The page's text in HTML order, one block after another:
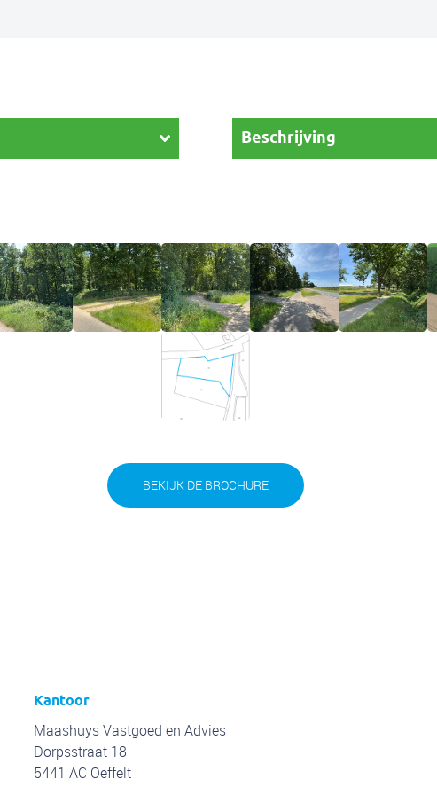
Beschrijving
BEKIJK DE BROCHURE
Kantoor
Maashuys Vastgoed en Advies
Dorpsstraat 18
5441 AC Oeffelt